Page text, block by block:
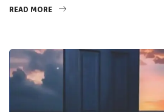
READ MORE